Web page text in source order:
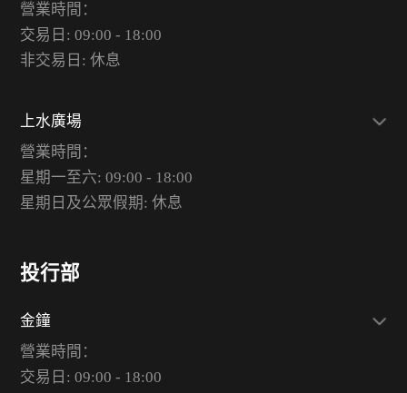
營業時間：
交易日: 09:00 - 18:00
非交易日: 休息
上水廣場
營業時間：
星期一至六: 09:00 - 18:00
星期日及公眾假期: 休息
投行部
金鐘
營業時間：
交易日: 09:00 - 18:00